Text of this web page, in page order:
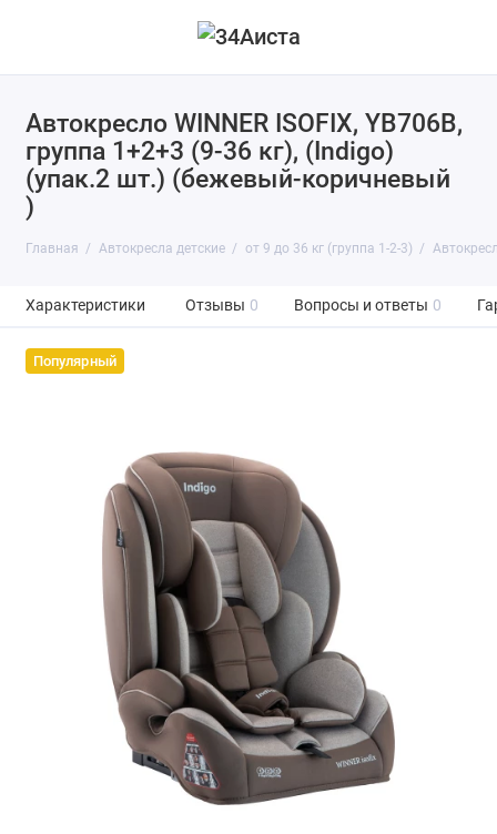
Автокресло WINNER ISOFIX, YB706B,
группа 1+2+3 (9-36 кг), (Indigo)
(упак.2 шт.) (бежевый-коричневый
)
Главная Автокресла детские от 9 до 36 кг (группа 1-2-3)
Характеристики Отзывы 0 Вопросы и ответы 0
Популярный